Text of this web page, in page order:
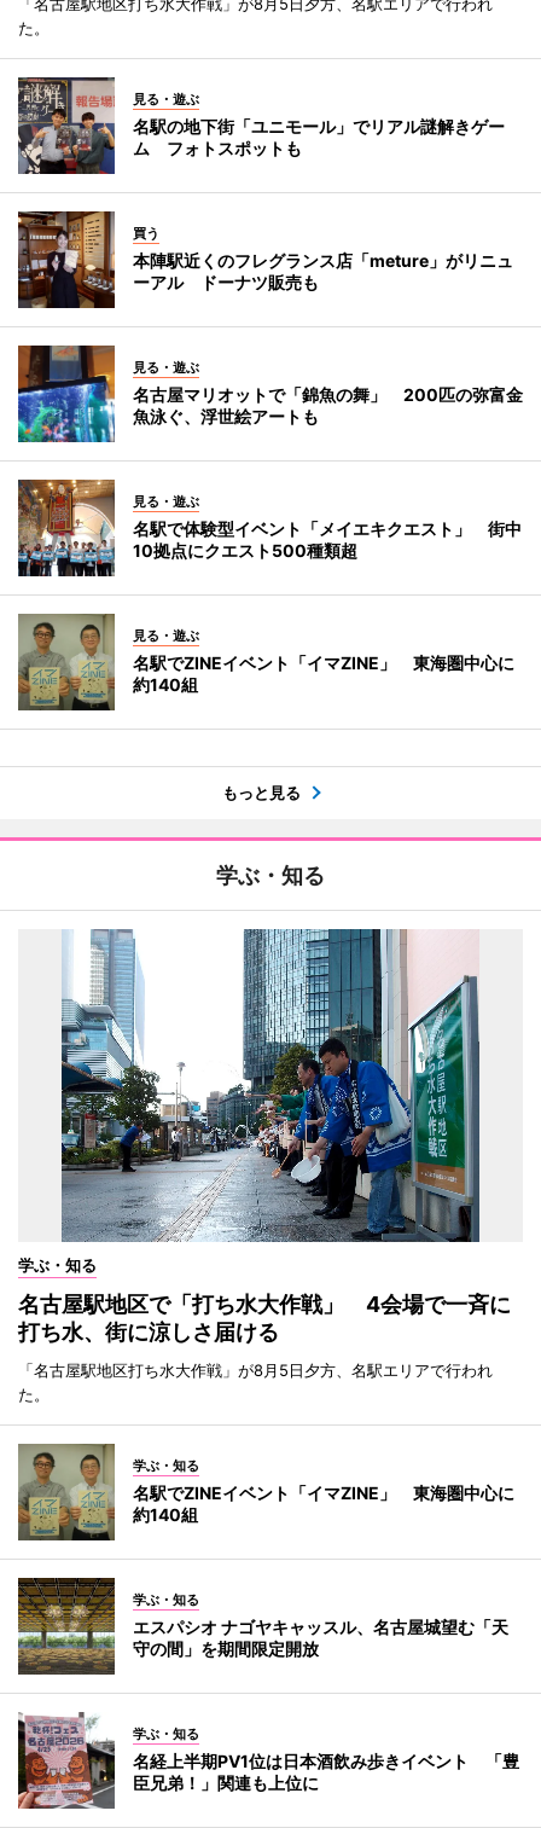
た。
見る・遊ぶ
名駅の地下街「ユニモール」でリアル謎解きゲー
ム フォトスポットも
買う
本陣駅近くのフレグランス店「meture」がリニュ
ーアル ドーナツ販売も
見る・遊ぶ
名古屋マリオットで「錦魚の舞」 200匹の弥富金
魚泳ぐ、浮世絵アートも
見る・遊ぶ
名駅で体験型イベント「メイエキクエスト」 街中
10拠点にクエスト500種類超
見る・遊ぶ
名駅でZINEイベント「イマZINE」 東海圏中心に
約140組
もっと見る
学ぶ・知る
学ぶ・知る
名古屋駅地区で「打ち水大作戦」 4会場で一斉に
打ち水、街に涼しさ届ける
「名古屋駅地区打ち水大作戦」が8月5日夕方、名駅エリアで行われ
た。
学ぶ・知る
名駅でZINEイベント「イマZINE」 東海圏中心に
約140組
学ぶ・知る
エスパシオ ナゴヤキャッスル、名古屋城望む「天
守の間」を期間限定開放
学ぶ・知る
名経上半期PV1位は日本酒飲み歩きイベント 「豊
臣兄弟！」関連も上位に